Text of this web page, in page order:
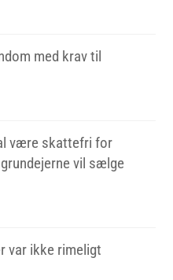
med krav til
være skattefri for
vil sælge
var ikke rimeligt